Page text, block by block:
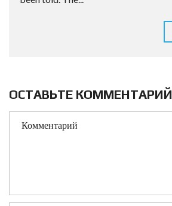
ОСТАВЬТЕ КОММЕНТАРИЙ